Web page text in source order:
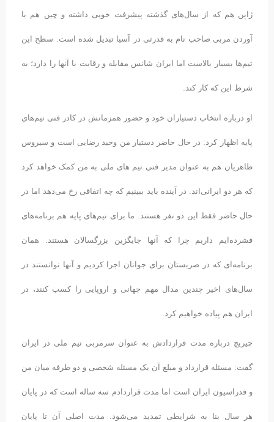
ژاپن هم که از سال‌های گذشته پیشرفت خوبی داشته و چین هم با
آوردن مربی صاحب‌ نام به قدرتی در آسیا تبدیل شده است. سطح این
تیم‌ها بسیار بالاست اما ایران شانس مقابله و رقابت با آنها را دارد؛ به
شرط این که کار کند.
او درباره انتخاب دستیاران خود و حضور همزمانش در کادر فنی تیم‌های
پایه اظهار کرد: در حال حاضر دستیار من وحید رضایی است و سیروس
طاهریان هم به عنوان مدیر فنی تیم های ملی به من کمک خواهد کرد
که هر دو ایرانی‌اند. در آینده باید ببینیم که چه اتفاقی رخ می‌دهد اما در
حال حاضر فقط این دو نفر هستند. ما برای تیم‌های پایه هم برنامه‌های
فشرده‌ایم داریم چرا که آنها جایگزین بزرگسالان هستند. همان
برنامه‌ای که در صربستان برای جوانان اجرا کردیم و آنها توانستند در
سال‌های اخیر چندین مدال مهم جهانی و اروپایی را کسب کنند، در
ایران هم پیاده خواهیم کرد.
چیریچ درباره مدت قراردادش به عنوان سرمربی تیم ملی در ایران
گفت: مسئله قرارداد و مبلغ آن یک مسئله شخصی و دو طرفه میان من
و فدراسیون ایران است اما مدت قراردادم سه ساله است که در پایان
هر سال بنا به شرایطی تمدید می‌شود. مدت اصلی آن تا پایان